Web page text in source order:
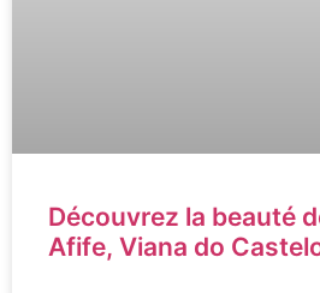
Découvrez la beauté
Afife, Viana do